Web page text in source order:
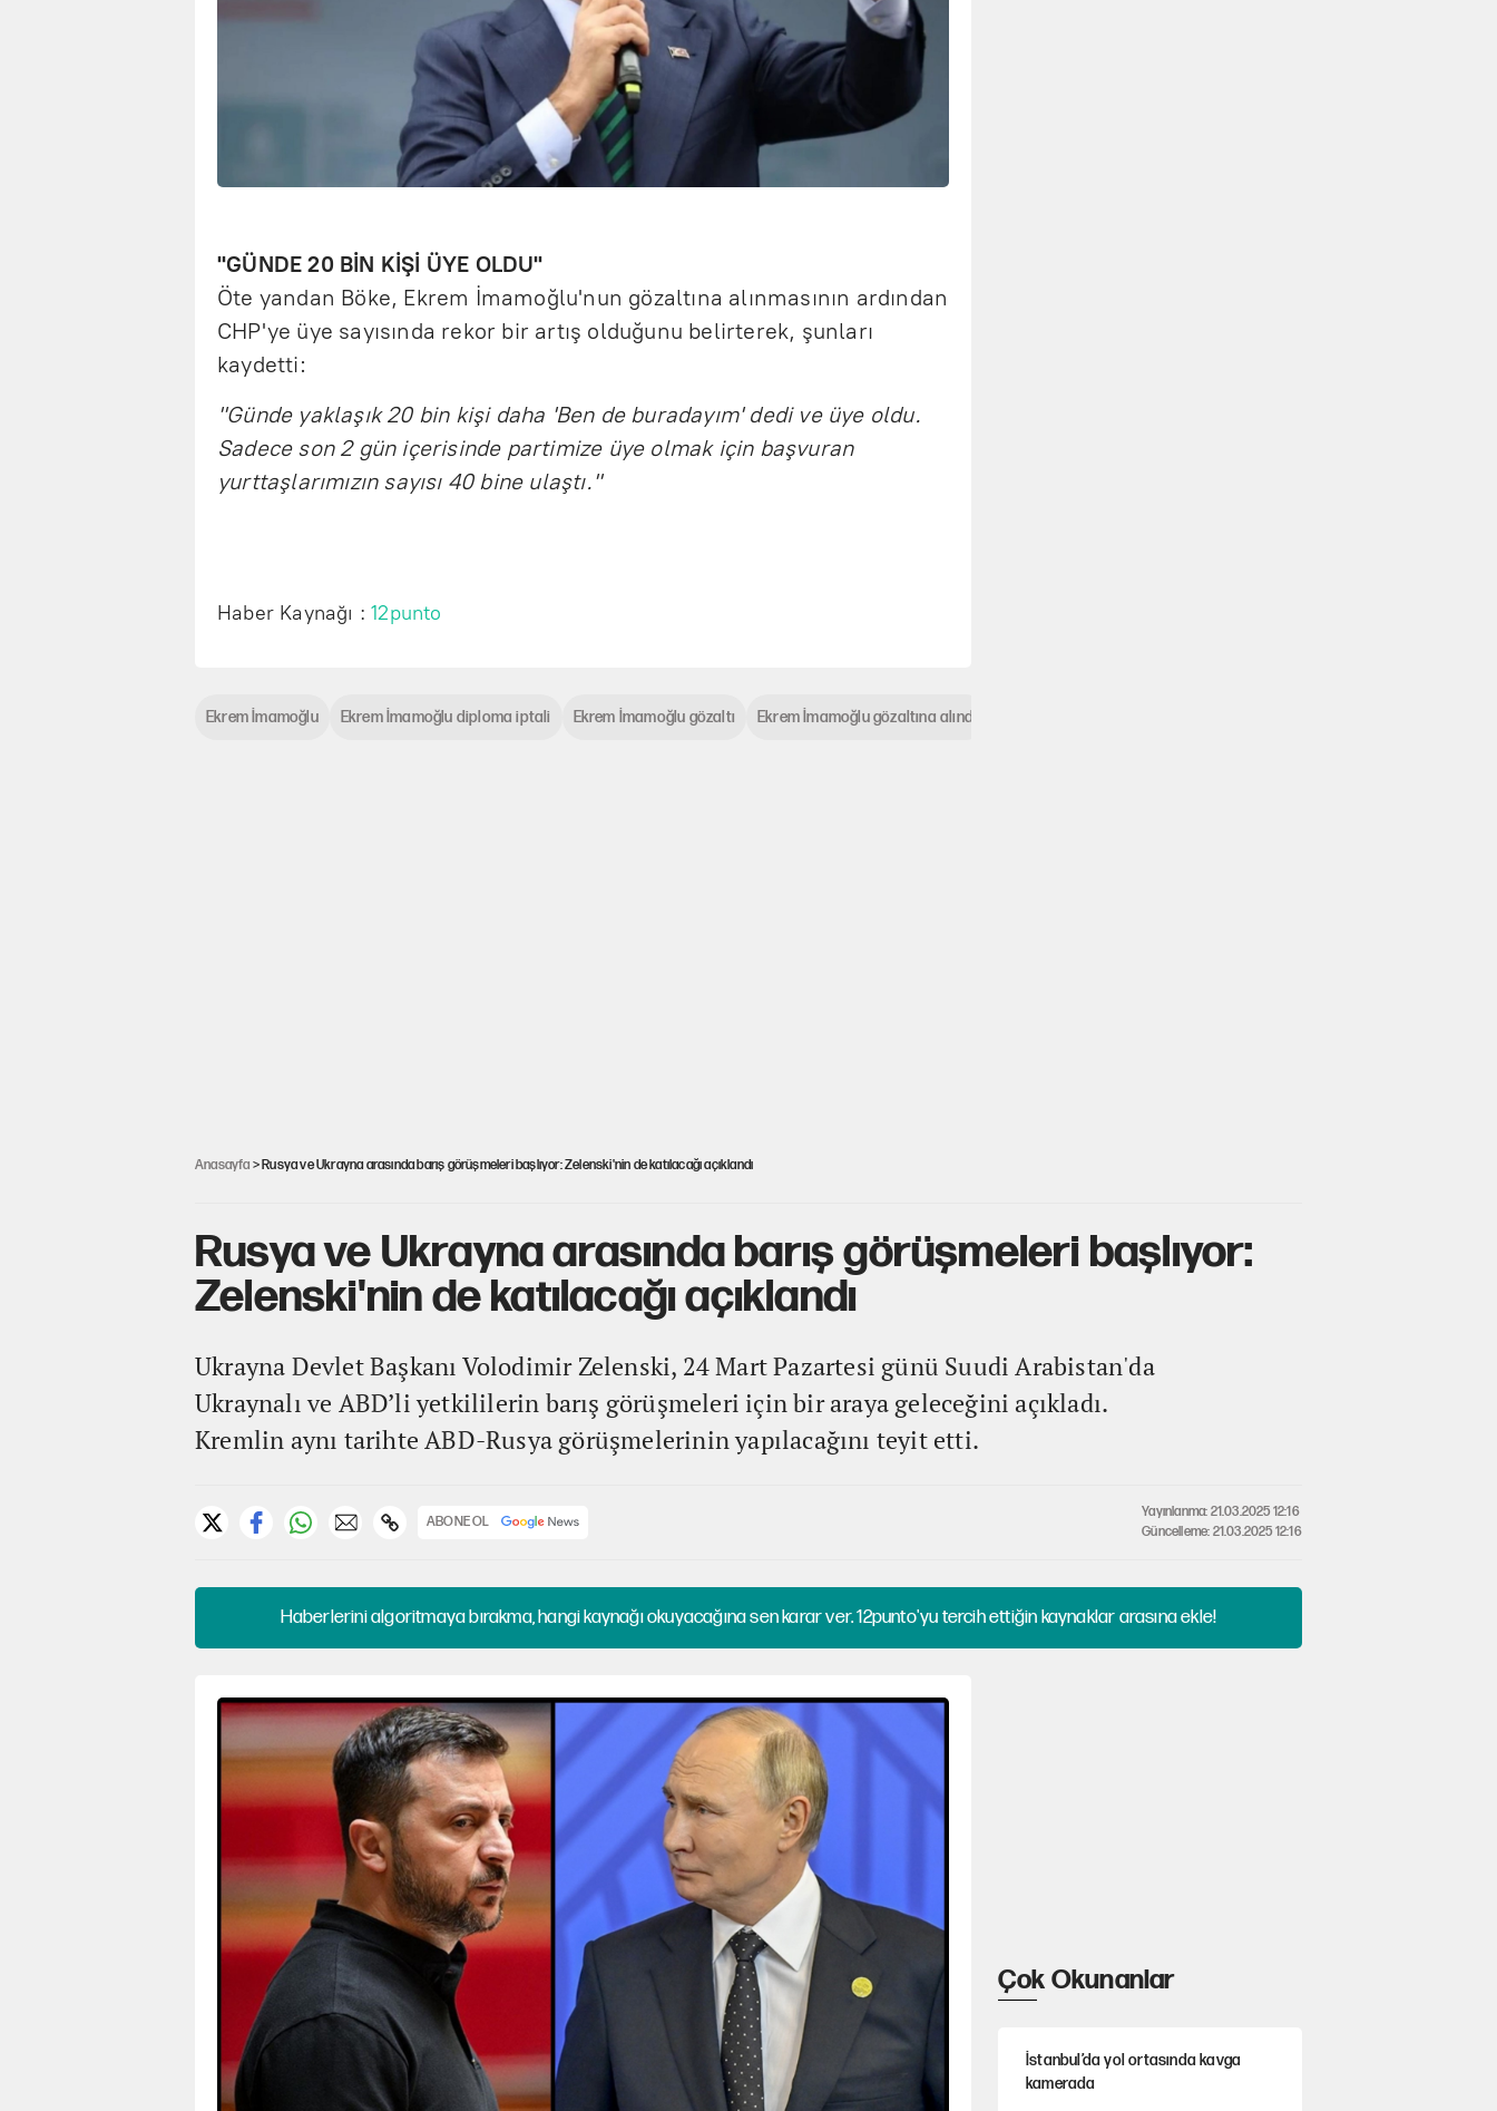
"GÜNDE 20 BİN KİŞİ ÜYE OLDU"
Öte yandan Böke, Ekrem İmamoğlu'nun gözaltına alınmasının ardından
CHP'ye üye sayısında rekor bir artış olduğunu belirterek, şunları
kaydetti:
"Günde yaklaşık 20 bin kişi daha 'Ben de buradayım' dedi ve üye oldu.
Sadece son 2 gün içerisinde partimize üye olmak için başvuran
yurttaşlarımızın sayısı 40 bine ulaştı."
Haber Kaynağı :12punto
Ekrem İmamoğlu Ekrem İmamoğlu diploma iptali Ekrem İmamoğlu gözaltı Ekrem İmamoğlu gözaltına alındı
Anasayfa > Rusya ve Ukrayna arasında barış görüşmeleri başlıyor: Zelenski'nin de katılacağı açıklandı
Rusya ve Ukrayna arasında barış görüşmeleri başlıyor:
Zelenski'nin de katılacağı açıklandı
Ukrayna Devlet Başkanı Volodimir Zelenski, 24 Mart Pazartesi günü Suudi Arabistan'da
Ukraynalı ve ABD’li yetkililerin barış görüşmeleri için bir araya geleceğini açıkladı.
Kremlin aynı tarihte ABD-Rusya görüşmelerinin yapılacağını teyit etti.
ABONE OL
Yayınlanma: 21.03.2025 12:16
Güncelleme: 21.03.2025 12:16
Haberlerini algoritmaya bırakma, hangi kaynağı okuyacağına sen karar ver. 12punto'yu tercih ettiğin kaynaklar arasına ekle!
Çok Okunanlar
İstanbul’da yol ortasında kavga
kamerada